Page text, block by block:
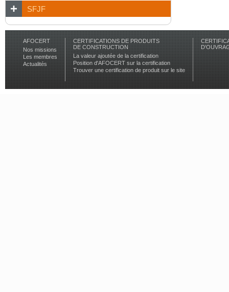
SFJF
AFOCERT
Nos missions
Les membres
Actualités
CERTIFICATIONS DE PRODUITS
DE CONSTRUCTION
La valeur ajoutée de la certification
Position d'AFOCERT sur la certification
Trouver une certification de produit sur le site